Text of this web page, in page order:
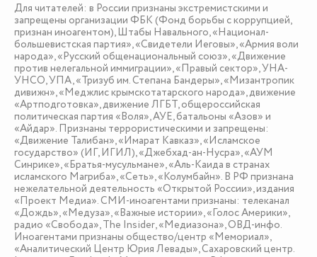
Для читателей: в России признаны экстремистскими и
запрещены организации ФБК (Фонд борьбы с коррупцией,
признан иноагентом), Штабы Навального, «Национал-
большевистская партия», «Свидетели Иеговы», «Армия воли
народа», «Русский общенациональный союз», «Движение
против нелегальной иммиграции», «Правый сектор», УНА-
УНСО, УПА, «Тризуб им. Степана Бандеры», «Мизантропик
дивижн», «Меджлис крымскотатарского народа», движение
«Артподготовка», движение ЛГБТ, общероссийская
политическая партия «Воля», АУЕ, батальоны «Азов» и
«Айдар». Признаны террористическими и запрещены:
«Движение Талибан», «Имарат Кавказ», «Исламское
государство» (ИГ, ИГИЛ), «Джебхад-ан-Нусра», «АУМ
Синрике», «Братья-мусульмане», «Аль-Каида в странах
исламского Магриба», «Сеть», «Колумбайн». В РФ признана
нежелательной деятельность «Открытой России», издания
«Проект Медиа». СМИ-иноагентами признаны: телеканал
«Дождь», «Медуза», «Важные истории», «Голос Америки»,
радио «Свобода», The Insider, «Медиазона», ОВД-инфо.
Иноагентами признаны общество/центр «Мемориал»,
«Аналитический Центр Юрия Левады», Сахаровский центр.